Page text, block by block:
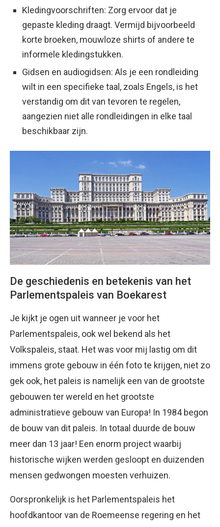
Kl edingvoorschriften: Zorg ervoor dat je
gepaste kleding draagt. Vermijd bijvoorbeeld
korte broeken, mouwloze shirts of andere te
informele kledingstukken.
Gidsen en audiogidsen: Als je een rondleiding
wilt in een specifieke taal, zoals Engels, is het
verstandig om dit van tevoren te regelen,
aangezien niet alle rondleidingen in elke taal
beschikbaar zijn.
De geschiedenis en betekenis van het
Parlementspaleis van Boekarest
Je kijkt je ogen uit wanneer je voor het
Parlementspaleis, ook wel bekend als het
Volkspaleis, staat. Het was voor mij lastig om dit
immens grote gebouw in één foto te krijgen, niet zo
gek ook, het paleis is namelijk een van de grootste
gebouwen ter wereld en het grootste
administratieve gebouw van Europa! In 1984 begon
de bouw van dit paleis. In totaal duurde de bouw
meer dan 13 jaar! Een enorm project waarbij
historische wijken werden gesloopt en duizenden
mensen gedwongen moesten verhuizen.
Oorspronkelijk is het Parlementspaleis het
hoofdkantoor van de Roemeense regering en het